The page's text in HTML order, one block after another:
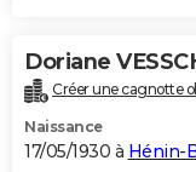
Bricolage
Lifestyle
Culture
Sport
Auto
Television
Voyage
Cinema
Doriane
Créer une cagnotte
Naissance
17/05/1930 à Hénin-